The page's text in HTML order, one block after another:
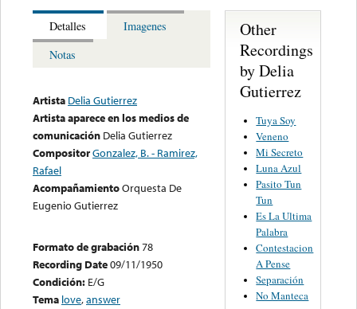
Detalles
Imagenes
Notas
Artista Delia Gutierrez
Artista aparece en los medios de
comunicación Delia Gutierrez
CompositorGonzalez, B. - Ramirez,
Rafael
AcompañamientoOrquesta De
Eugenio Gutierrez
Formato de grabación78
Recording Date09/11/1950
Condición: E/G
Tema love,answer
Other
Recordings
by Delia
Gutierrez
Tuya Soy
Veneno
Mi Secreto
Luna Azul
Pasito Tun
Tun
Es La Ultima
Palabra
Contestacion
A Pense
Separación
No Manteca